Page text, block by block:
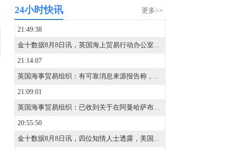
更多>>
24小时快讯
21:49:38
金十数据8月8日讯，英国海上贸易行动办公室（UKMTO）当地时间8日收到报告称，阿曼海塞卜以东18海里处发生一起突发事件。经核实的消息来源报告称，一艘船只遭“不明投射物”击中并引发火灾，目前火势已被扑灭。消息称船员均安全。有关部门正在对事件展开调查。英国海上贸易行动办公室建议过往船只谨慎航行。
21:14:07
英国海事贸易组织：有可靠消息来源报告称，一艘船只遭到不明飞行物袭击导致火灾，现已被扑灭。船员已报告安全，无环境影响。
21:09:01
英国海事贸易组织：已收到关于在阿曼哈萨布东18海里发生事件的报告。
20:55:50
金十数据8月8日讯，四位知情人士透露，美国众议院民主党人正在为可能重新掌权做准备，他们正在制定一项广泛的调查策略，目标是瞄准特朗普周围的企业和金融机构，而不是立即试图弹劾他。消息人士称，众议院资深民主党人和委员会助手已讨论过通过听证会、传票和文件索取要求，从与特朗普政治和商业圈子相关的实体获取记录。他们认为，调查私营公司和外部金融参与者，将比直接对抗可能会抵制监督的白宫更有成效。参与规划的民主党人设想在11月中期选举后，利用众议院的调查权来审查政府的决策过程，并调查特朗普是否利用职权为自己、盟友或捐助者谋利。